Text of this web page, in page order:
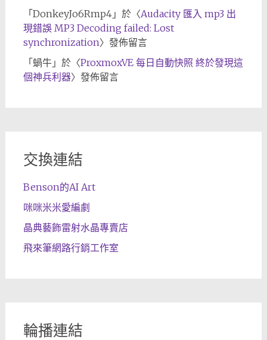
「 DonkeyJo6Rmp4」於〈Audacity 匯入 mp3 出
現錯誤 MP3 Decoding failed: Lost
synchronization〉發佈留言
「 蝸牛」於〈ProxmoxVE 每日自動快照 終於發現這
個神兵利器〉發佈留言
交換連結
Benson的AI Art
咪咪米米愛編劇
晶典藝飾雷射水晶專賣店
飛來筆網路行銷工作室
輪播連結